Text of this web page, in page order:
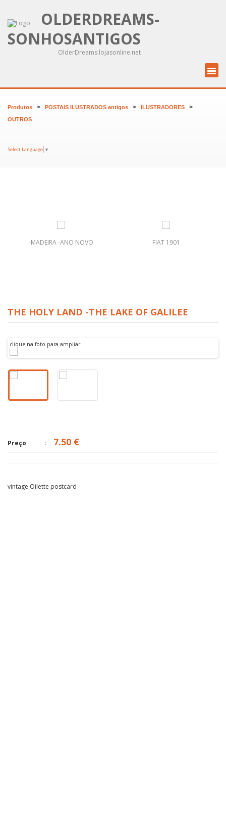
OLDERDREAMS-
SONHOSANTIGOS
OlderDreams.lojasonline.net
Produtos > POSTAIS ILUSTRADOS antigos > ILUSTRADORES >
OUTROS
Select Language ▼
-MADEIRA -ANO NOVO FIAT 1901
THE HOLY LAND -THE LAKE OF GALILEE
clique na foto para ampliar
Preço 7.50 €
vintage Oilette postcard